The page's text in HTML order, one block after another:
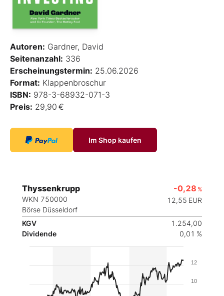
Autoren: Gardner, David
Seitenanzahl: 336
Erscheinungstermin: 25.06.2026
Format: Klappenbroschur
ISBN: 978-3-68932-071-3
Preis: 29,90 €
Im Shop kaufen
Thyssenkrupp
WKN 750000
Börse Düsseldorf
-0,28 %
12,55 EUR
KGV
1.254,00
Dividende
0,01 %
10
12